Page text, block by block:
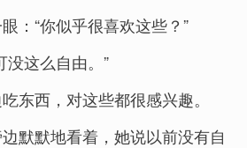
：“你似乎很喜欢这些？”
没这么自由。”
东西，对这些都很感兴趣。
默默地看着，她说以前没有自